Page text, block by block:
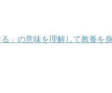
」の意味を理解して教養を